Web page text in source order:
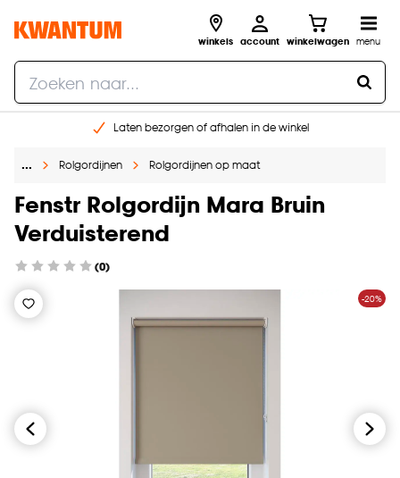
winkels account winkelwagen menu
Laten bezorgen of afhalen in de winkel
Gratis raam advies en inmeten aan huis
… Rolgordijnen Rolgordijnen op maat
Fenstr Rolgordijn Mara Bruin
Verduisterend
(0)
-20%